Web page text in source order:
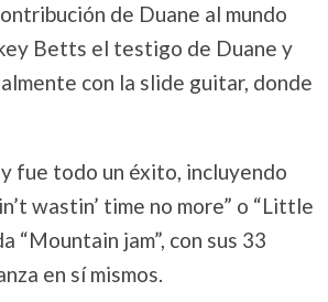
de Duane al mundo
Betts el testigo de Duane y
con la slide guitar, donde
fue todo un éxito, incluyendo
wastin’ time no more” o “Little
“Mountain jam”, con sus 33
en sí mismos.